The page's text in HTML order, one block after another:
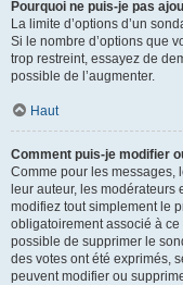
Pourquoi ne puis-je pas
La limite d’options d’un
Si le nombre d’options que
trop restreint, essayez de
possible de l’augmenter.
Haut
Comment puis-je modifier
Comme pour les messages,
leur auteur, les
modifiez tout simplement le
obligatoirement associé à ce
possible de supprimer le
des votes ont été exprimés,
peuvent modifier ou